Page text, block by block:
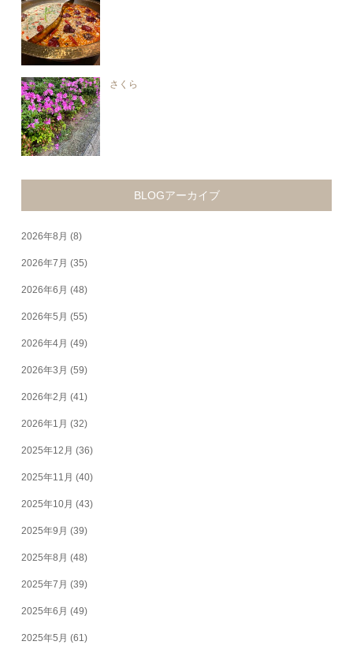
さくら
BLOGアーカイブ
2026年8月 (8)
2026年7月 (35)
2026年6月 (48)
2026年5月 (55)
2026年4月 (49)
2026年3月 (59)
2026年2月 (41)
2026年1月 (32)
2025年12月 (36)
2025年11月 (40)
2025年10月 (43)
2025年9月 (39)
2025年8月 (48)
2025年7月 (39)
2025年6月 (49)
2025年5月 (61)